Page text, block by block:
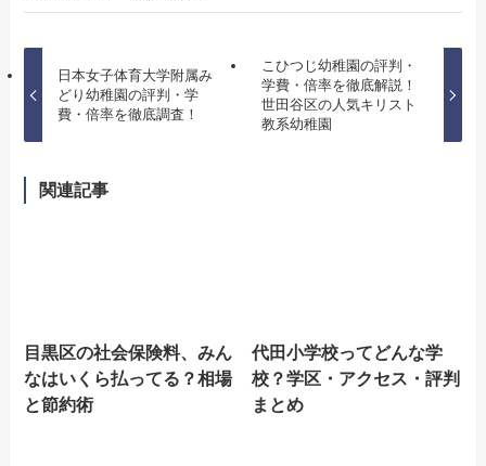
日本女子体育大学附属み
どり幼稚園の評判・学
費・倍率を徹底調査！
こひつじ幼稚園の評判・
学費・倍率を徹底解説！
世田谷区の人気キリスト
教系幼稚園
関連記事
目黒区の社会保険料、みん
なはいくら払ってる？相場
と節約術
代田小学校ってどんな学
校？学区・アクセス・評判
まとめ